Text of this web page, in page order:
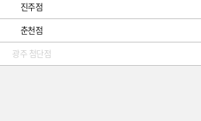
진주점
춘천점
광주 첨단점